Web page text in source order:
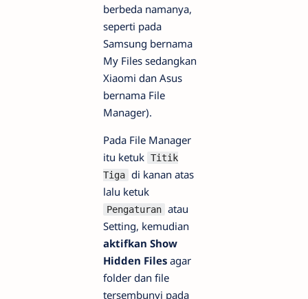
berbeda namanya,
seperti pada
Samsung bernama
My Files sedangkan
Xiaomi dan Asus
bernama File
Manager).
Pada File Manager
itu ketuk Titik
Tiga di kanan atas
lalu ketuk
Pengaturan atau
Setting, kemudian
aktifkan Show
Hidden Files agar
folder dan file
tersembunyi pada